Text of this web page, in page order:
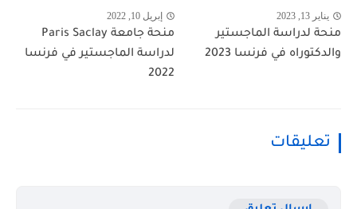
يناير 13, 2023
منحة لدراسة الماجستير
والدكتوراه في فرنسا 2023
إبريل 10, 2022
منحة جامعة Paris Saclay
لدراسة الماجستير في فرنسا
2022
تعليقات